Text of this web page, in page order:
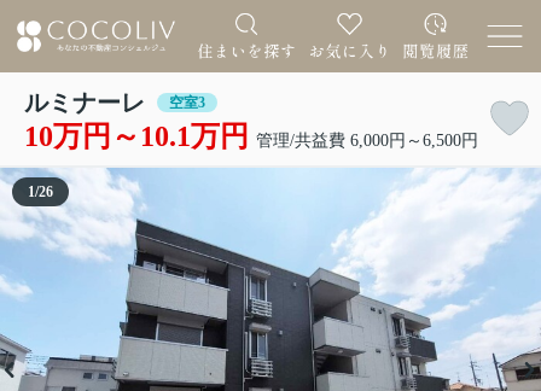
ルミナーレ 空室3
10万円～10.1万円 管理/共益費 6,000円～6,500円
1/26